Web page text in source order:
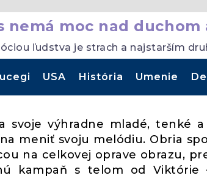
nemá moc nad
ľudstva je strach a najstarším
USA História Umenie
svoje výhradne mladé, tenké
meniť svoju melódiu. Obria
na celkovej oprave obrazu,
kampaň s telom od Viktórie